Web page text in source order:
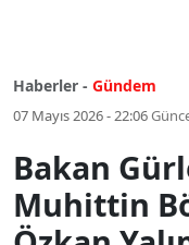
Haberler - Gündem
07 Mayıs 2026 - 22:06
Bakan
Muhittin